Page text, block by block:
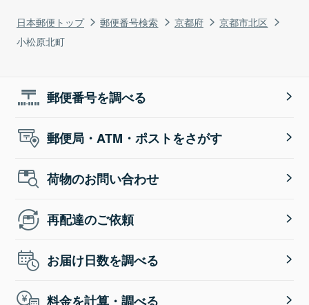
日本郵便トップ 郵便番号検索 京都府
京都市北区
小松原北町
郵便番号を調べる
郵便局・ATM・ポストをさがす
荷物のお問い合わせ
再配達のご依頼
お届け日数を調べる
料金を計算・調べる